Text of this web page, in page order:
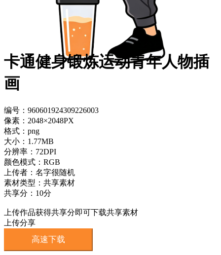
卡通健身锻炼运动青年人物插
画
编号：960601924309226003
像素：2048×2048PX
格式：png
大小：1.77MB
分辨率：72DPI
颜色模式：RGB
上传者：名字很随机
素材类型：共享素材
共享分：10分
上传作品获得共享分即可下载共享素材
上传分享
高速下载